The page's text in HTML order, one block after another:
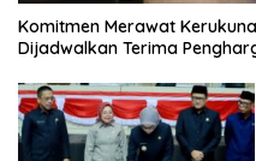
Komitmen Merawat
Dijadwalkan Terima